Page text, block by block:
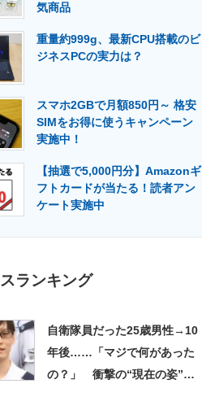
建設×テクノロジーの最前線
気商品
重量約999g、最新CPU搭載のビ
ジネスPCの実力は？
スマホ2GBで月額850円～ 格安
SIMをお得に使うキャンペーン
実施中！
【抽選で5,000円分】Amazonギ
フトカードが当たる！読者アン
ケート実施中
ランキング
自衛隊員だった25歳男性→10
年後……「マジで何があった
の？」 衝撃の“現在の姿”が